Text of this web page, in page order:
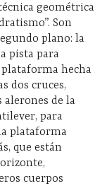
geométrica
Son
plano: la
pista para
hecha
dos cruces,
alerones de la
para
plataforma
que están
cuerpos